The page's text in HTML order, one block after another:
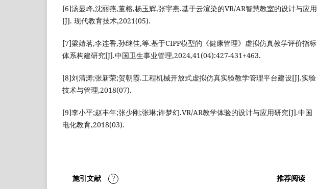
[6]汤显峰,沈丽燕,董榕,杨玉辉,张宇燕.基于云渲染的VR/AR智慧教室的设计与应用
[J]. 现代教育技术,2021(05).
[7]梁婧茗,李连香,孙继佳,等.基于CIPP模型的《健康管理》虚拟仿真教学评价指标
体系构建研究[J].中国卫生事业管理,2024,41(04):427-431+463.
[8]刘清涛;张新荣;贺朝霞.工程机械开放式虚拟仿真实验教学管理平台建设[J].实验
技术与管理,2018(07).
[9]李小平;赵丰年;张少刚;张琳;许梦幻.VR/AR教学体验的设计与应用研究[J].中国
电化教育,2018(03).
施引文献
?
推荐阅读